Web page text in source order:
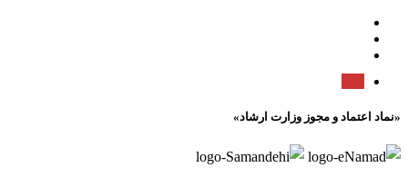
«نماد اعتماد و مجوز وزارت ارشاد»